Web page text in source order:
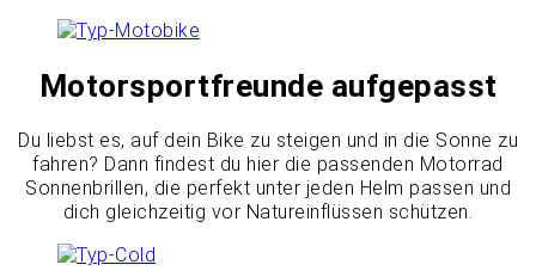
Motorsportfreunde aufgepasst
Du liebst es, auf dein Bike zu steigen und in die Sonne zu
fahren? Dann findest du hier die passenden Motorrad
Sonnenbrillen, die perfekt unter jeden Helm passen und
dich gleichzeitig vor Natureinflüssen schützen.